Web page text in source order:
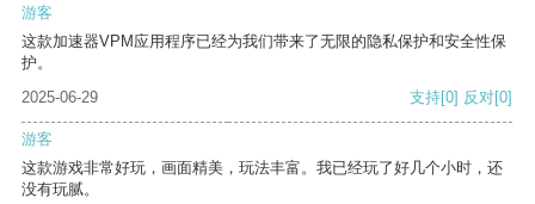
游客
这款加速器VPM应用程序已经为我们带来了无限的隐私保护和安全性保
护。
2025-06-29
支持[0] 反对[0]
游客
这款游戏非常好玩，画面精美，玩法丰富。我已经玩了好几个小时，还
没有玩腻。